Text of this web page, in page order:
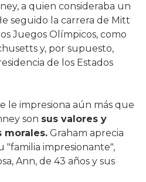
a quien consideraba un
seguido la carrera de Mitt
Juegos Olímpicos, como
y, por supuesto,
de los Estados
le impresiona aún más que
son sus valores y
morales. Graham aprecia
"familia impresionante",
Ann, de 43 años y sus